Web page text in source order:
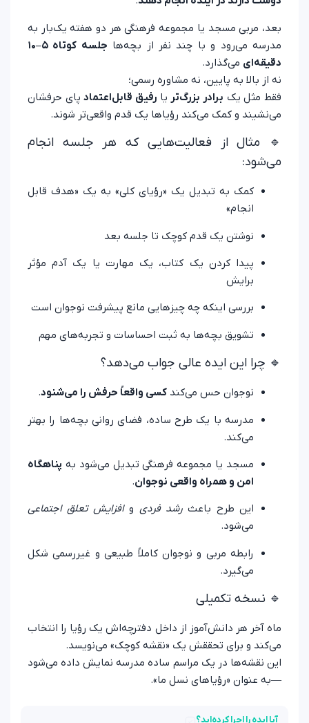
بعد، مربی مسجد یا مجموعه فرهنگی هر دو هفته یک‌بار به
مدرسه می‌رود و با چند نفر از بچه‌ها
جلسه‌ کوتاه ۵–۱۰
دقیقه‌ای می‌گذارد.
نه از بالا به پایین، نه مشاوره رسمی؛
فقط مثل یک برادر بزرگ‌تر یا رفیق قابل‌اعتمادپای حرفشان
می‌نشیند و کمک می‌کند رؤیاها یک قدم واقعی‌تر شوند.
🔹 مثال از فعالیت‌هایی که هر جلسه انجام
می‌شود:
کمک به تبدیل یک «رؤیای کلی» به یک «هدف قابل
انجام»
نوشتن یک قدم کوچک تا جلسه بعد
پیدا کردن یک کتاب، یک مهارت یا یک آدم مؤثر
برایش
بررسی اینکه چه چیزهایی مانع پیشرفت نوجوان است
تشویق بچه‌ها به ثبت احساسات و تجربه‌های مهم
🔹 چرا این ایده عالی جواب می‌دهد؟
نوجوان حس می‌کند کسی واقعاً حرفش را می‌شنود.
مدرسه با یک طرح ساده، فضای روانی بچه‌ها را بهتر
می‌کند.
مسجد یا مجموعه فرهنگی تبدیل می‌شود به پناهگاه
امن و همراه واقعی نوجوان.
این طرح باعثرشد فردی وافزایش تعلق اجتماعی
می‌شود.
رابطه مربی و نوجوان کاملاً طبیعی و غیررسمی شکل
می‌گیرد.
🔹 نسخه تکمیلی
ماه آخر هر دانش‌آموز از داخل دفترچه‌اش یک رؤیا را انتخاب
می‌کند و برای تحققش یک «نقشه کوچک» می‌نویسد.
این نقشه‌ها در یک مراسم ساده مدرسه نمایش داده می‌شود
—به عنوان «رؤیاهای نسل ما».
آیا ایده را اجرا کرده‌اید؟